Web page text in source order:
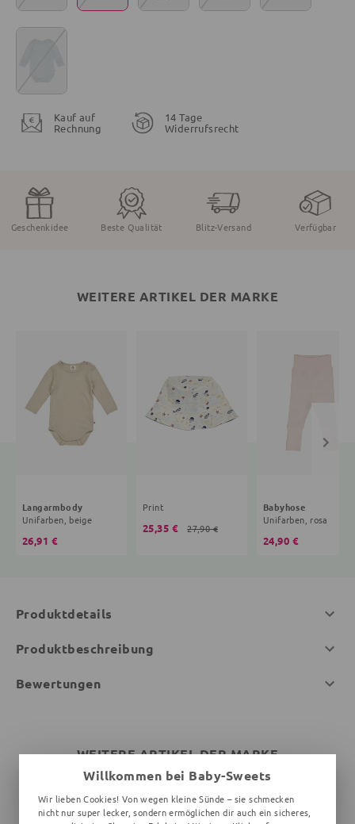
Kauf auf
Rechnung
14 Tage
Widerrufsrecht
Geschenkidee Beste Qualität Blitz-Versand Verfügbar
WEITERE ARTIKEL DER MARKE
Langarmbody
Unifarben, beige
26,91 €
Print
25,35 € 27,90 €
Babyhose
Unifarben, rosa
24,90 €
Produktdetails
Produktbeschreibung
Bewertungen
WEITERE ARTIKEL DER MARKE
Willkommen bei Baby-Sweets
Wir lieben Cookies! Von wegen kleine Sünde – sie schmecken
nicht nur super lecker, sondern ermöglichen dir auch ein sicheres,